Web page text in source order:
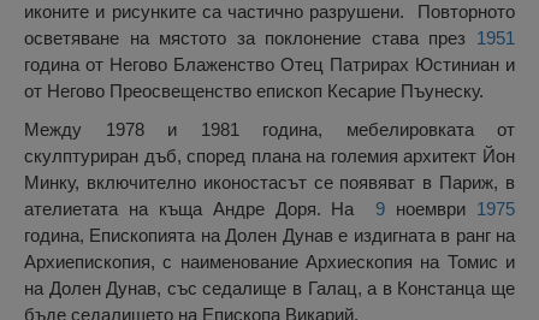
иконите и рисунките са частично разрушени. Повторното
осветяване на мястото за поклонение става през 1951
година от Негово Блаженство Отец Патрирах Юстиниан и
от Негово Преосвещенство епископ Кесарие Пъунеску.
Между 1978 и 1981 година, мебелировката от
скулптуриран дъб, според плана на големия архитект Йон
Минку, включително иконостасът се появяват в Париж, в
ателиетата на къща Андре Доря. На 9 ноември 1975
година, Епископията на Долен Дунав е издигната в ранг на
Архиепископия, с наименование Архиескопия на Томис и
на Долен Дунав, със седалище в Галац, а в Констанца ще
бъде седалището на Епископа Викарий.